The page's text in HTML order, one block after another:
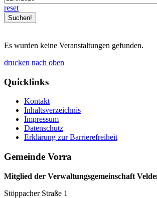
reset
Es wurden keine Veranstaltungen gefunden.
drucken nach oben
Quicklinks
Kontakt
Inhaltsverzeichnis
Impressum
Datenschutz
Erklärung zur Barrierefreiheit
Gemeinde Vorra
Mitglied der Verwaltungsgemeinschaft
Stöppacher Straße 1